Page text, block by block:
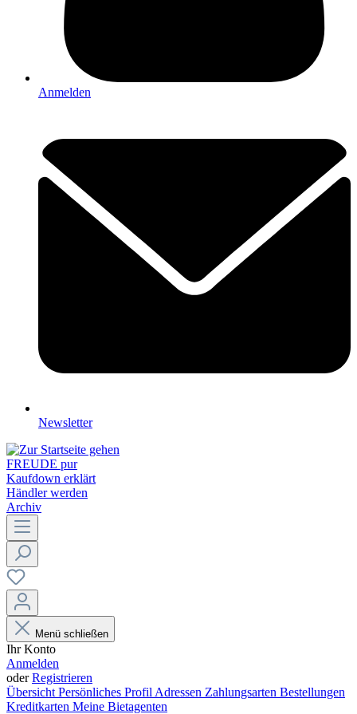
Anmelden
Newsletter
FREUDE pur
Kaufdown erklärt
Händler werden
Archiv
Menü schließen
Ihr Konto
Anmelden
oderRegistrieren
Übersicht Persönliches Profil Adressen Zahlungsarten Bestellungen
Kreditkarten Meine Bietagenten